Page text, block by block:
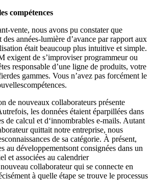
compétences
vente, nous avons pu constater que
années-lumière d’avance par rapport aux
était beaucoup plus intuitive et simple.
exigent de s’improviser programmeur ou
responsable d’une ligne de produits, votre
gammes. Vous n’avez pas forcément le
de nouveaux collaborateurs présente
les données étaient éparpillées dans
de calcul et d‘innombrables e-mails. Autant
quittait notre entreprise, nous
de sa catégorie. À présent,
au développementsont consignées dans un
et associées au calendrier
collaborateur qui se connecte en
à quelle étape se trouve le processus